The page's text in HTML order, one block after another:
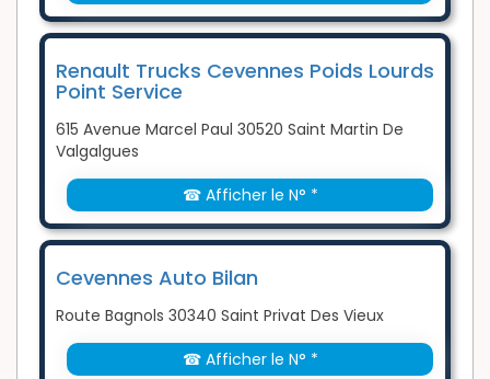
Renault Trucks Cevennes Poids Lourds
Point Service
615 Avenue Marcel Paul 30520 Saint Martin De
Valgalgues
☎ Afficher le N° *
Cevennes Auto Bilan
Route Bagnols 30340 Saint Privat Des Vieux
☎ Afficher le N° *